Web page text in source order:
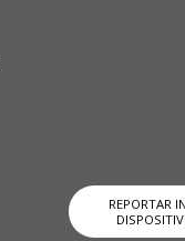
REPORTAR